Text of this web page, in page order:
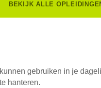
BEKIJK ALLE
gebruiken in je
hanteren.